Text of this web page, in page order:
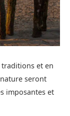
et en
seront
imposantes et